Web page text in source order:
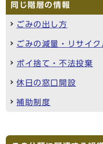
同じ階層の情報
ごみの出し方
ごみの減量・リサイク
ポイ捨て・不法投棄
休日の窓口開設
補助制度